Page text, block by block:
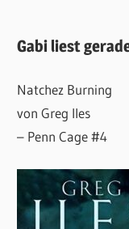
Gabi liest
Natchez Burning
von Greg Iles
– Penn Cage #4